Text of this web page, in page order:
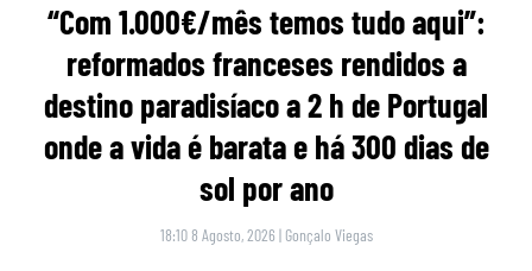
“Com 1.000€/mês temos tudo aqui”:
reformados franceses rendidos a
destino paradisíaco a 2 h de Portugal
onde a vida é barata e há 300 dias de
sol por ano
18:10 8 Agosto, 2026 | Gonçalo Viegas